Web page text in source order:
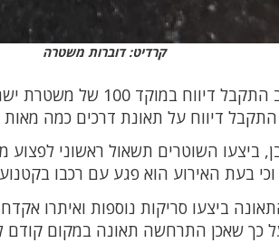
קרדיט: דוברות משטרה
בתאריך 25/08/24 בשעות
ביצעו השוטרים תשאול ראשוני
וכי בעת האירוע הוא פגע עם רכבו
ביצעו סריקות נוספות ואיתרו
כך שאכן התרחשה תאונה במקום קודם